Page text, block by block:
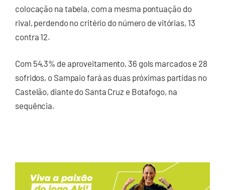
colocação na tabela, com a mesma pontuação do
rival, perdendo no critério do número de vitórias, 13
contra 12.
Com 54,3% de aproveitamento, 36 gols marcados e 28
sofridos, o Sampaio fará as duas próximas partidas no
Castelão, diante do Santa Cruz e Botafogo, na
sequência.